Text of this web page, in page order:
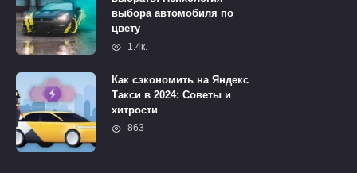
выбора автомобиля по
цвету
1.4к.
Как сэкономить на Яндекс
Такси в 2024: Советы и
хитрости
863